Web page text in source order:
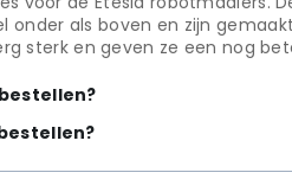
onder als boven en zijn
sterk en geven ze een nog